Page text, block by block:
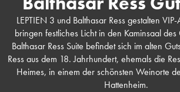
LEPTIEN 3 und Balthasar Ress gestalten
bringen festliches Licht in den Kaminsaal des
Balthasar Ress Suite befindet sich im alten
Ress aus dem 18. Jahrhundert, ehemals die
Heimes, in einem der schönsten Weinorte
Hattenheim.